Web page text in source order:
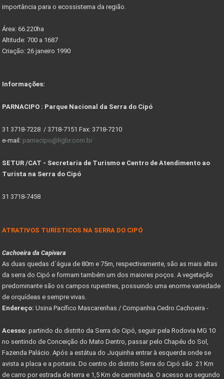
importância para o ecossistema da região.
Área: 66.220ha
Altitude: 700 a 1687
Criação: 26 janeiro 1990
Informações:
PARNACIPO : Parque Nacional da Serra do Cipó
31 3718-7228 / 3718-7151 Fax: 3718-7210
e-mail: parnacipo@ligbr.com.br
SETUR /CAT - Secretaria de Turismo e Centro de Atendimento ao
Turista na Serra do Cipó
31 3718-7458
ATRATIVOS TURÍSTICOS NA SERRA DO CIPÓ
Cachoeira da Capivara
As duas quedas d´água de 80m e 75m, respectivamente, são as mais altas
da serra do Cipó e formam também um dos maiores poços. A vegetação
predominante são os campos rupestres, possuindo uma enorme variedade
de orquídeas e sempre vivas.
Endereço: Usina Pacífico Mascarenhas / Companhia Cedro Cachoeira -
Acesso: partindo do distrito da Serra do Cipó, seguir pela Rodovia MG 10
no sentindo de Conceição do Mato Dentro, passar pelo Chapéu do Sol,
Fazenda Palácio. Após a estátua do Juquinha entrar à esquerda onde se
avista a placa e a portaria. Do centro do distrito Serra do Cipó são 21 Km
de carro por estrada de terra e 1,5 Km de caminhada. O acesso ao segundo